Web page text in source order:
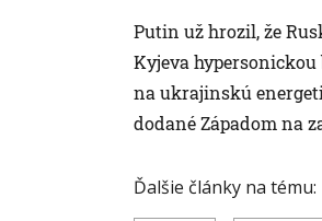
Putin už hrozil, že
Kyjeva
na ukrajinskú
dodané Západom na
Ďalšie články na tému: